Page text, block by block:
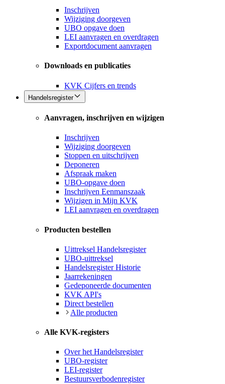
Inschrijven
Wijziging doorgeven
UBO opgave doen
LEI aanvragen en overdragen
Exportdocument aanvragen
Downloads en publicaties
KVK Cijfers en trends
Handelsregister
Aanvragen, inschrijven en wijzigen
Inschrijven
Wijziging doorgeven
Stoppen en uitschrijven
Deponeren
Afspraak maken
UBO-opgave doen
Inschrijven Eenmanszaak
Wijzigen in Mijn KVK
LEI aanvragen en overdragen
Producten bestellen
Uittreksel Handelsregister
UBO-uittreksel
Handelsregister Historie
Jaarrekeningen
Gedeponeerde documenten
KVK API's
Direct bestellen
Alle producten
Alle KVK-registers
Over het Handelsregister
UBO-register
LEI-register
Bestuursverbodenregister